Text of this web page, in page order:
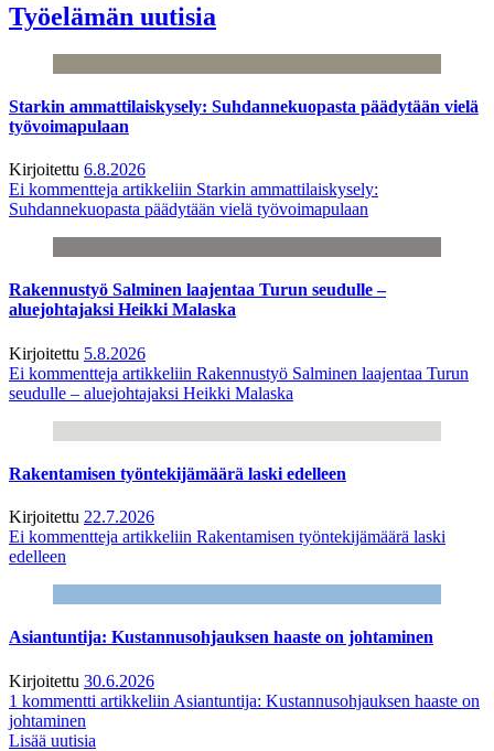
Työelämän uutisia
Starkin ammattilaiskysely: Suhdannekuopasta päädytään vielä
työvoimapulaan
Kirjoitettu 6.8.2026
Ei kommentteja artikkeliin Starkin ammattilaiskysely:
Suhdannekuopasta päädytään vielä työvoimapulaan
Rakennustyö Salminen laajentaa Turun seudulle –
aluejohtajaksi Heikki Malaska
Kirjoitettu 5.8.2026
Ei kommentteja artikkeliin Rakennustyö Salminen laajentaa Turun
seudulle – aluejohtajaksi Heikki Malaska
Rakentamisen työntekijämäärä laski edelleen
Kirjoitettu 22.7.2026
Ei kommentteja artikkeliin Rakentamisen työntekijämäärä laski
edelleen
Asiantuntija: Kustannusohjauksen haaste on johtaminen
Kirjoitettu 30.6.2026
1 kommentti artikkeliin Asiantuntija: Kustannusohjauksen haaste on
johtaminen
Lisää uutisia